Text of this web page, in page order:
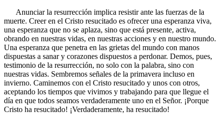
Anunciar la resurrección implica resistir ante las fuerzas de la
muerte. Creer en el Cristo resucitado es ofrecer una esperanza viva,
una esperanza que no se aplaza, sino que está presente, activa,
obrando en nuestras vidas, en nuestras acciones y en nuestro mundo.
Una esperanza que penetra en las grietas del mundo con manos
dispuestas a sanar y corazones dispuestos a perdonar. Demos, pues,
testimonio de la resurrección, no solo con la palabra, sino con
nuestras vidas. Sembremos señales de la primavera incluso en
invierno. Caminemos con el Cristo resucitado y unos con otros,
aceptando los tiempos que vivimos y trabajando para que llegue el
día en que todos seamos verdaderamente uno en el Señor. ¡Porque
Cristo ha resucitado! ¡Verdaderamente, ha resucitado!